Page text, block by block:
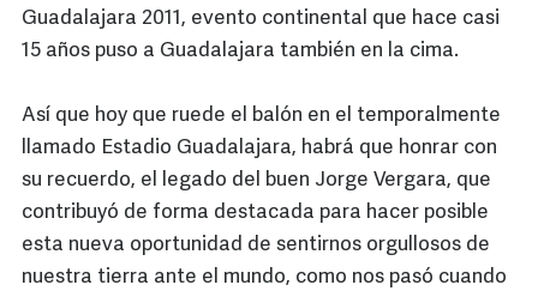
Guadalajara 2011, evento continental que hace casi
15 años puso a Guadalajara también en la cima.
Así que hoy que ruede el balón en el temporalmente
llamado Estadio Guadalajara, habrá que honrar con
su recuerdo, el legado del buen Jorge Vergara, que
contribuyó de forma destacada para hacer posible
esta nueva oportunidad de sentirnos orgullosos de
nuestra tierra ante el mundo, como nos pasó cuando